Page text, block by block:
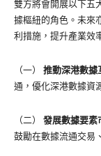
雙方將會開展以下五
據樞紐的角色。未來
利措施，提升產業效
（一） 推動深港數據
通，優化深港數據資
（二） 發展數據要素
鼓勵在數據流通交易